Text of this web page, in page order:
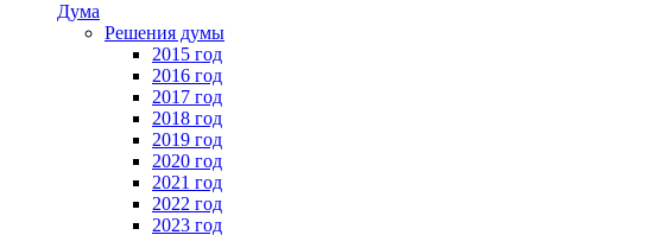
Дума
Решения думы
2015 год
2016 год
2017 год
2018 год
2019 год
2020 год
2021 год
2022 год
2023 год